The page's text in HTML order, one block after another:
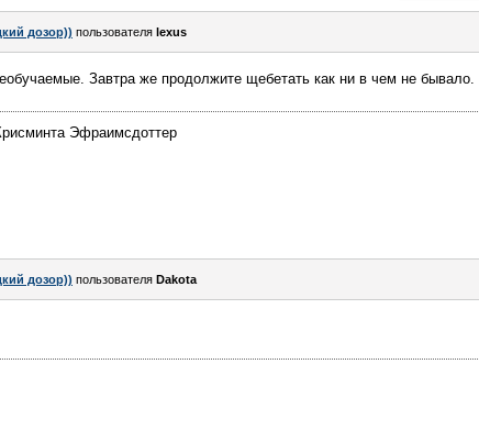
дозор)) пользователя lexus
Завтра же продолжите щебетать как ни в чем не бывало.
Эфраимсдоттер
дозор)) пользователя Dаkota